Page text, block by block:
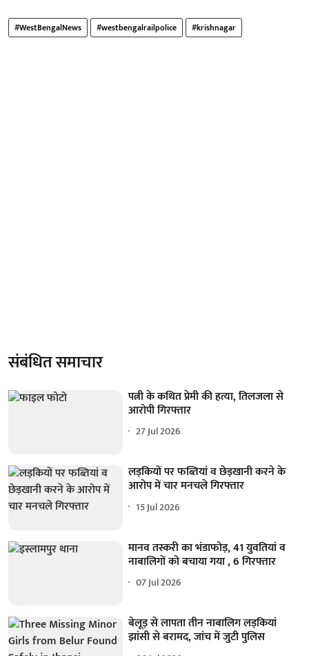
#WestBengalNews #westbengalrailpolice #krishnagar
संबंधित समाचार
पत्नी के कथित प्रेमी की हत्या, तिलजला से
आरोपी गिरफ्तार
27 Jul 2026
लड़कियों पर फब्तियां व छेड़खानी करने के
आरोप में चार मनचले गिरफ्तार
15 Jul 2026
मानव तस्करी का भंडाफोड़, 41 युवतियां व
नाबालिगों को बचाया गया , 6 गिरफ्तार
07 Jul 2026
बेलूड़ से लापता तीन नाबालिग लड़कियां
झांसी से बरामद, जांच में जुटी पुलिस